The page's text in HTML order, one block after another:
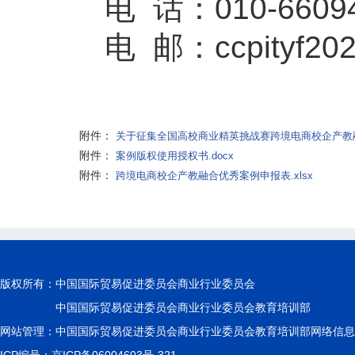
电 话：010-
电 邮：
附件： 关于征集全国高校商业精英挑战赛跨境电商校企产
附件： 案例版权使用授权书.docx
附件： 跨境电商校企产教融合优秀案例申报表.xlsx
版权所有： 中国国际贸易促进委员会商业行业委员会
中国国际贸易促进委员会商业行业委员会教育培训部
网站管理：中国国际贸易促进委员会商业行业委员会教育培训部网络信